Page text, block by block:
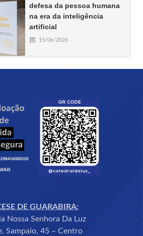
defesa da pessoa humana
na era da inteligência
artificial
15/06/2026
DE GUARABIRA:
Nossa Senhora Da Luz
Sampaio, 45 – Centro